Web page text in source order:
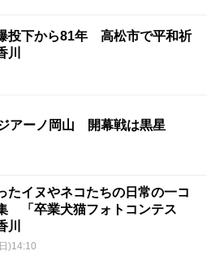
投下から81年 高松市で平和祈
アーノ岡山 開幕戦は黒星
たイヌやネコたちの日常の一コ
「卒業犬猫フォトコンテス
)14:10